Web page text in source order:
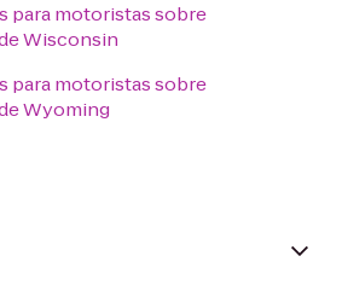
para motoristas sobre
Wisconsin
para motoristas sobre
Wyoming